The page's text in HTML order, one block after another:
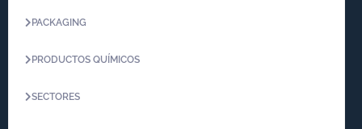
PACKAGING
PRODUCTOS QUÍMICOS
SECTORES